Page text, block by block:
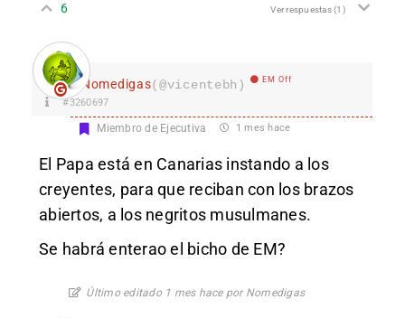
6 Ver respuestas(1)
Nomedigas(@vicentebh) EM Off
#3260697
Miembro de Ejecutiva 1 mes hace
El Papa está en Canarias instando a los
creyentes, para que reciban con los brazos
abiertos, a los negritos musulmanes.
Se habrá enterao el bicho de EM?
Último editado 1 mes hace por Nomedigas